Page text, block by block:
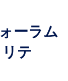
ーラム
テ